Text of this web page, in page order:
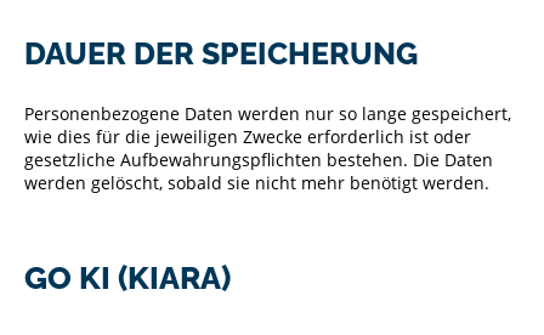
DAUER DER SPEICHERUNG
Personenbezogene Daten werden nur so lange gespeichert,
wie dies für die jeweiligen Zwecke erforderlich ist oder
gesetzliche Aufbewahrungspflichten bestehen. Die Daten
werden gelöscht, sobald sie nicht mehr benötigt werden.
GO KI (KIARA)